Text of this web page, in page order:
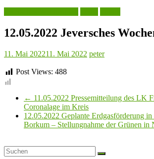
12.05.2022 Jeversches
11. Mai 202211. Mai 2022 peter
Post Views: 488
← 11.05.2022 Pressemitteilung des LK
Coronalage im Kreis
12.05.2022 Geplante Erdgasförderung
Borkum – Stellungnahme der Grünen in